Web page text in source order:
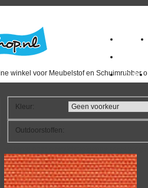
winkel voor Meubelstof en Schuimrubber
Home
Outlet
Kleur:
Outdoorstoffen: